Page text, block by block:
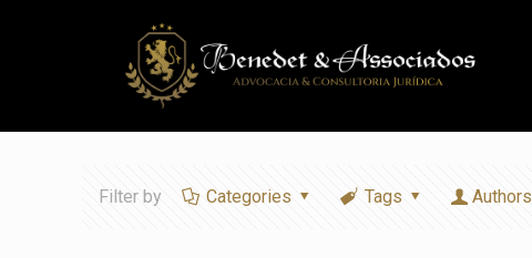
Filter by Categories Tags Authors